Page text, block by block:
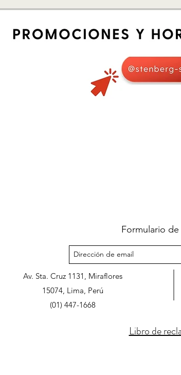
Formulario
Av. Sta. Cruz 1131, Miraflores
15074, Lima, Perú
(01) 447-1668
Libro de